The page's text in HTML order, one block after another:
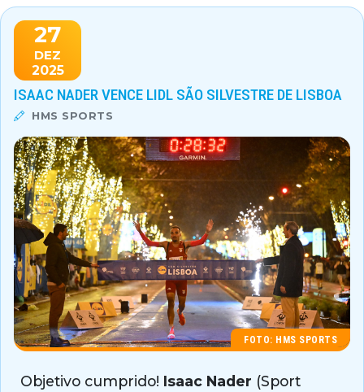
27
DEZ
2025
ISAAC NADER VENCE LIDL SÃO SILVESTRE DE LISBOA
HMS SPORTS
FOTO: HMS SPORTS
Objetivo cumprido! Isaac Nader (Sport